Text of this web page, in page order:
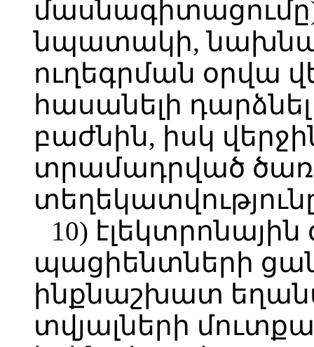
նպատակի,
ուղեգրման օրվա
հասանելի
բաժնին, իսկ
տրամադրված
10)
պացիենտների
ինքնաշխատ
տվյալների